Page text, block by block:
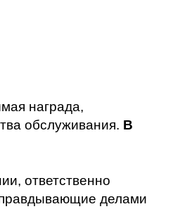
награда,
обслуживания. В
ответственно
делами